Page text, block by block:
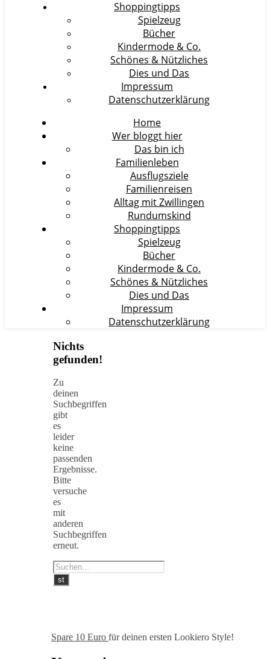
Shoppingtipps
Spielzeug
Bücher
Kindermode & Co.
Schönes & Nützliches
Dies und Das
Impressum
Datenschutzerklärung
Home
Wer bloggt hier
Das bin ich
Familienleben
Ausflugsziele
Familienreisen
Alltag mit Zwillingen
Rundumskind
Shoppingtipps
Spielzeug
Bücher
Kindermode & Co.
Schönes & Nützliches
Dies und Das
Impressum
Datenschutzerklärung
Nichts
gefunden!
Zu
deinen
Suchbegriffen
gibt
es
leider
keine
passenden
Ergebnisse.
Bitte
versuche
es
mit
anderen
Suchbegriffen
erneut.
Spare 10 Euro für deinen ersten Lookiero Style!